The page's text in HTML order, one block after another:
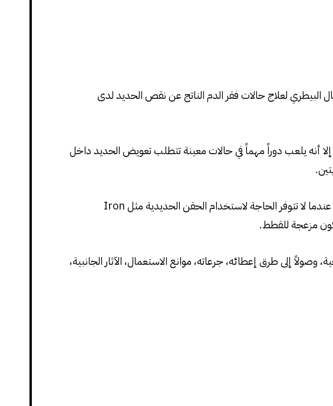
البيطري لعلاج حالات فقر الدم الناتج عن نقص الحديد لدى
إلا أنه يلعب دوراً مهماً في حالات معينة تتطلب تعويض الحديد داخل
سلفات الحديد يُعدّ من المكملات الفموية الأساسية لمعالجة الأنيميا الناجمة عن نقص الحديد، خصوصاً عندما لا تتوفر الحاجة لاستخدام الحقن الحديدية مثل Iron
وصولاً إلى طرق إعطائه، جرعاته، موانع الاستعمال، الآثار الجانبية،